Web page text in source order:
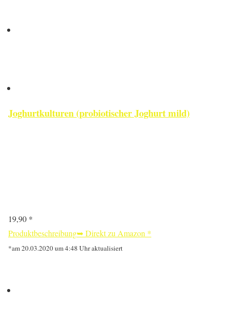
Joghurtkulturen (probiotischer Joghurt mild)
19,90 *
Produktbeschreibung➥ Direkt zu Amazon *
*am 20.03.2020 um 4:48 Uhr aktualisiert